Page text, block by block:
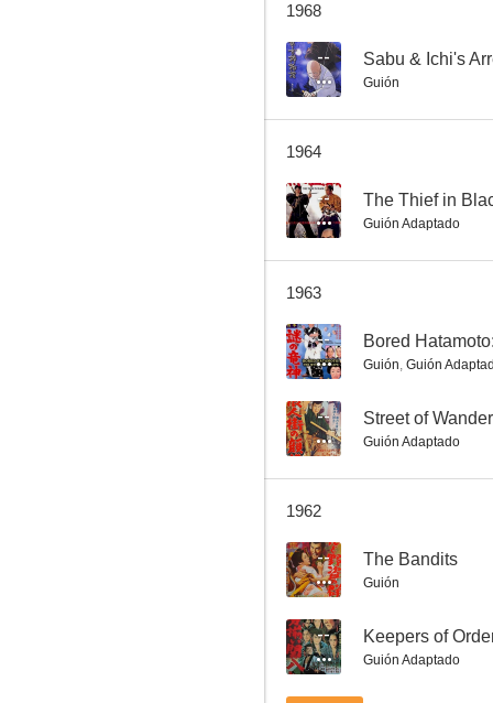
--
--
1968
-- Sabu & Ichi's
Guión
1964
-- The Thief in
Guión Adaptado
1963
--
Guión, Guión
-- Street of
Guión Adaptado
1962
-- The Bandits
Guión
-- Keepers of
Guión Adaptado